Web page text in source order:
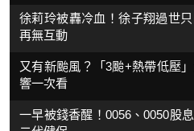
徐莉玲被轟冷血！徐子翔過世
再無互動
又有新颱風？「3颱+熱帶低壓
響一次看
一早被錢香醒！0056、0050股